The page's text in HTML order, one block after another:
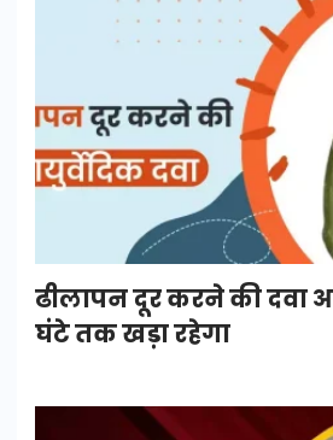
ढीलापन दूर करने की दवा
घंटे तक खड़ा रहेगा